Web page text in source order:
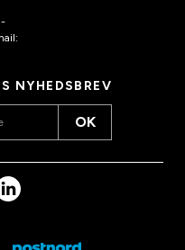
NYHEDSBREV
OK